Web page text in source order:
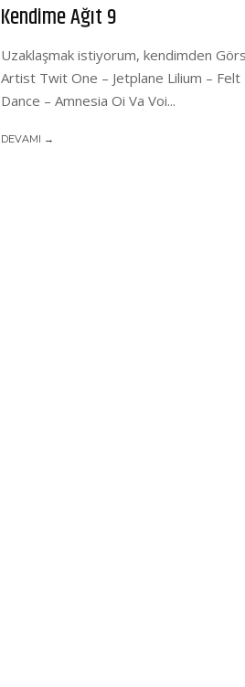
Kendime Ağıt 9
Uzaklaşmak istiyorum, kendimden
Artist Twit One – Jetplane Lilium – Felt
Dance – Amnesia Oi Va Voi...
DEVAMI →